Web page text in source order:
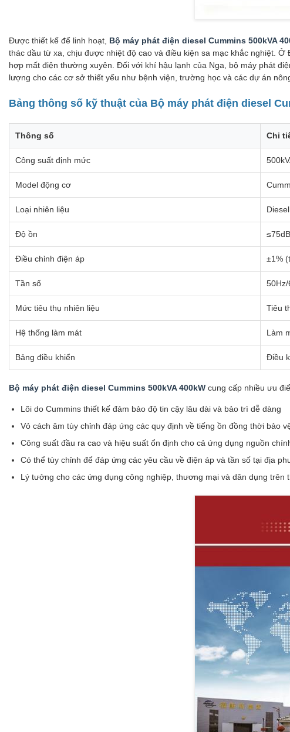
Được thiết kế để linh hoạt, Bộ máy phát điện diesel Cummins 500kVA
thác dầu từ xa, chịu được nhiệt độ cao và điều kiện sa mạc khắc nghiệt.
hợp mất điện thường xuyên. Đối với khí hậu lạnh của Nga, bộ máy phát
lượng cho các cơ sở thiết yếu như bệnh viện, trường học và các dự án
Bảng thông số kỹ thuật của Bộ máy phát điện diesel
Thông số Chi
Công suất định mức
Model động cơ
Loại nhiên liệu Diesel
Độ ồn
Điều chỉnh điện áp ±1%
Tần số
Mức tiêu thụ nhiên liệu Tiêu
Hệ thống làm mát Làm
Bảng điều khiển Điều
Bộ máy phát điện diesel Cummins 500kVA 400kW cung cấp nhiều ưu
Lõi do Cummins thiết kế đảm bảo độ tin cậy lâu dài và bảo trì dễ dàng
Vỏ cách âm tùy chỉnh đáp ứng các quy định về tiếng ồn đồng thời bảo
Công suất đầu ra cao và hiệu suất ổn định cho cả ứng dụng nguồn
Có thể tùy chỉnh để đáp ứng các yêu cầu về điện áp và tần số tại địa
Lý tưởng cho các ứng dụng công nghiệp, thương mại và dân dụng trên